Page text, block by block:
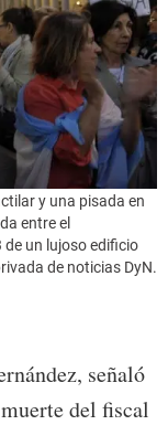
y una pisada en
entre el
de un lujoso edificio
de noticias DyN.
señaló
del fiscal